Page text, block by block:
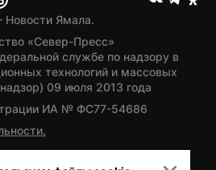
Ямала.
«Север-Пресс»
службе по надзору в
технологий и массовых
09 июля 2013 года
ИА № ФС77-54686